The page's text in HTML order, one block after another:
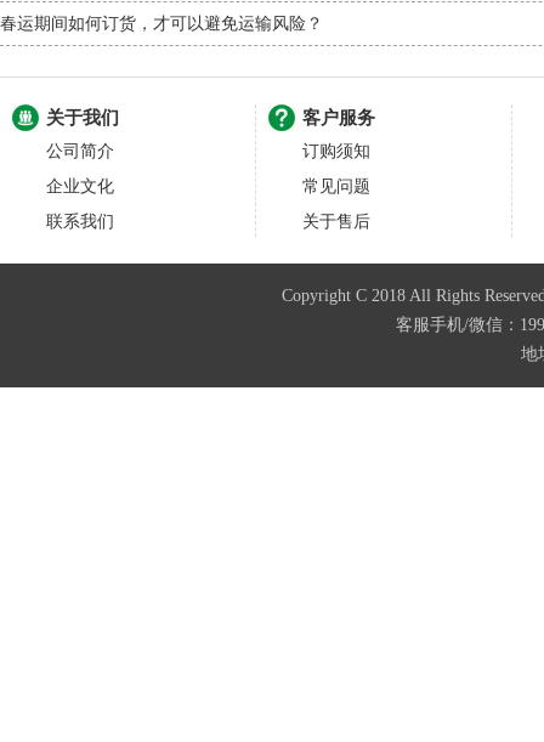
春运期间如何订货，才可以避免运输风险？
关于我们
公司简介
企业文化
联系我们
客户服务
订购须知
常见问题
关于售后
Copyright C 2018 All Rights
客服手机/微信：
地